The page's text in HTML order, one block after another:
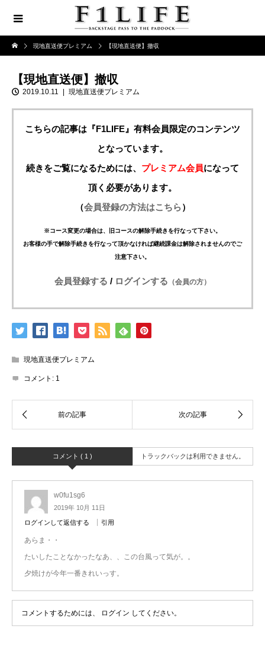
現地直送便プレミアム 【現地直送便】撤収
【現地直送便】撤収
2019.10.11 現地直送便プレミアム
こちらの記事は『F1LIFE』有料会員限定のコンテンツ
となっています。
続きをご覧になるためには、 プレミアム会員になって
頂く必要があります。
（会員登録の方法はこちら）
※コース変更の場合は、旧コースの解除手続きを行なって下さい。
お客様の手で解除手続きを行なって頂かなければ継続課金は解除されませんのでご
注意下さい。
会員登録する / ログインする （会員の方）
現地直送便プレミアム
コメント: 1
コメント ( 1 ) トラックバックは利用できません。
w0fu1sg6
2019年 10月 11日
ログインして返信する 引用
あらま・・
たいしたことなかったなあ、、この台風って気が。。
夕焼けが今年一番きれいっす。
コメントするためには、 ログイン してください。